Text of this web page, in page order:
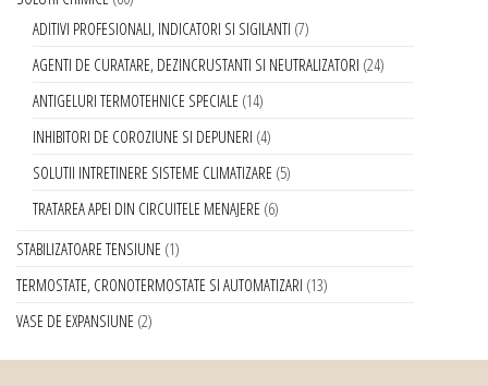
ADITIVI PROFESIONALI, INDICATORI SI SIGILANTI 7
AGENTI DE CURATARE, DEZINCRUSTANTI SI NEUTRALIZATORI 24
ANTIGELURI TERMOTEHNICE SPECIALE 14
INHIBITORI DE COROZIUNE SI DEPUNERI 4
SOLUTII INTRETINERE SISTEME CLIMATIZARE 5
TRATAREA APEI DIN CIRCUITELE MENAJERE 6
STABILIZATOARE TENSIUNE 1
TERMOSTATE, CRONOTERMOSTATE SI AUTOMATIZARI 13
VASE DE EXPANSIUNE 2